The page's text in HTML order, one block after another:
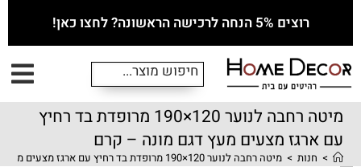
רוצים 5% הנחה לרכישה הראשונה? לחצו כאן!
מיטה רחבה לנוער 120×190 מרופדת בד רחיץ
עם ארגז מצעים מעץ דגם מונה – קרם
> חנות > מיטה רחבה לנוער 120×190 מרופדת בד רחיץ עם ארגז מצעים מעץ דגם מונה – קרם